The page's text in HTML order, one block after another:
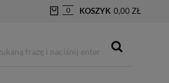
0 KOSZYK 0,00 ZŁ